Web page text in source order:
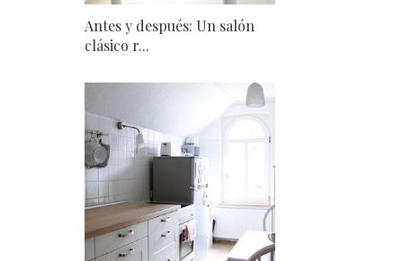
Antes y después: Un salón
clásico r...